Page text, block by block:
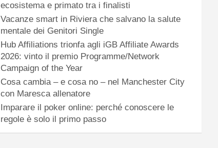
ecosistema e primato tra i finalisti
Vacanze smart in Riviera che salvano la salute
mentale dei Genitori Single
Hub Affiliations trionfa agli iGB Affiliate Awards
2026: vinto il premio Programme/Network
Campaign of the Year
Cosa cambia – e cosa no – nel Manchester City
con Maresca allenatore
Imparare il poker online: perché conoscere le
regole è solo il primo passo